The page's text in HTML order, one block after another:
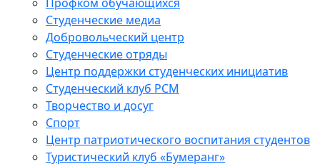
Студенческие медиа
Добровольческий центр
Студенческие отряды
Центр поддержки студенческих инициатив
Студенческий клуб РСМ
Творчество и досуг
Спорт
Центр патриотического воспитания студентов
Туристический клуб «Бумеранг»